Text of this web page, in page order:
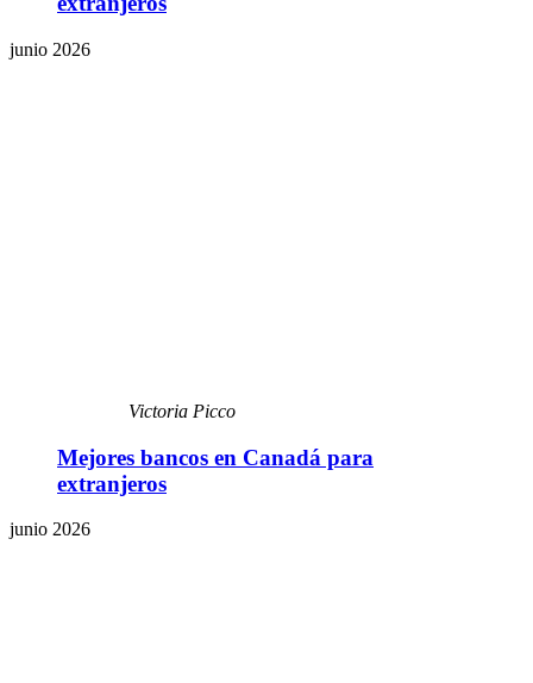
junio 2026
Victoria Picco
Mejores bancos en Canadá para
extranjeros
junio 2026